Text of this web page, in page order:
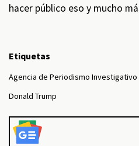
hacer público eso y mucho
Etiquetas
Agencia de Periodismo Investigativo
Donald Trump